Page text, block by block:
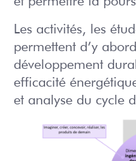
Les activités, les
permettent d’y
développement
efficacité
et analyse du cycle